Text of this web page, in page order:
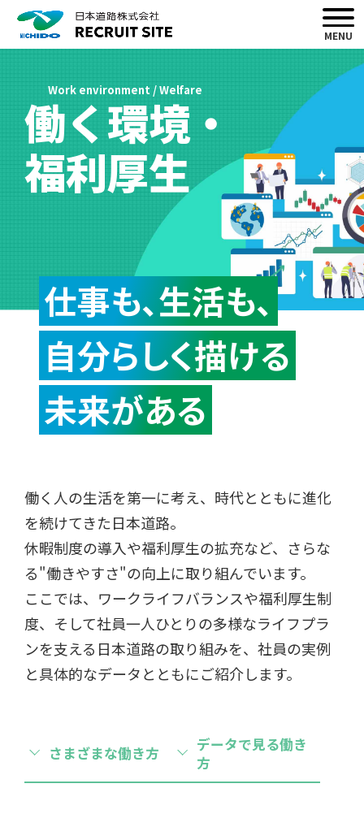
MENU
Work environment / Welfare
働く環境・
福利厚生
仕事も、生活も、
自分らしく描ける
未来がある
働く人の生活を第一に考え、時代とともに進化
を続けてきた日本道路。
休暇制度の導入や福利厚生の拡充など、さらな
る"働きやすさ"の向上に取り組んでいます。
ここでは、ワークライフバランスや福利厚生制
度、そして社員一人ひとりの多様なライフプラ
ンを支える日本道路の取り組みを、社員の実例
と具体的なデータとともにご紹介します。
さまざまな働き方
データで見る働き
方